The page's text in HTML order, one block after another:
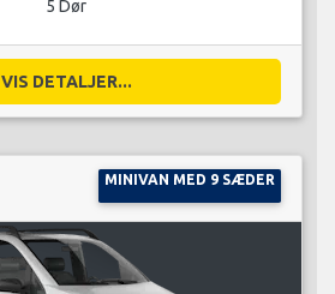
5 Dør
VIS DETALJER...
MINIVAN MED 9 SÆDER